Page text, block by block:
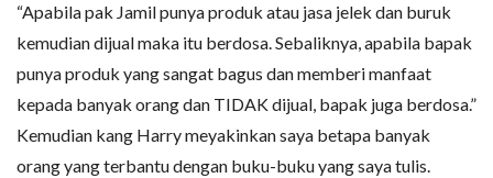
“Apabila pak Jamil punya produk atau jasa jelek dan buruk
kemudian dijual maka itu berdosa. Sebaliknya, apabila bapak
punya produk yang sangat bagus dan memberi manfaat
kepada banyak orang dan TIDAK dijual, bapak juga berdosa.”
Kemudian kang Harry meyakinkan saya betapa banyak
orang yang terbantu dengan buku-buku yang saya tulis.